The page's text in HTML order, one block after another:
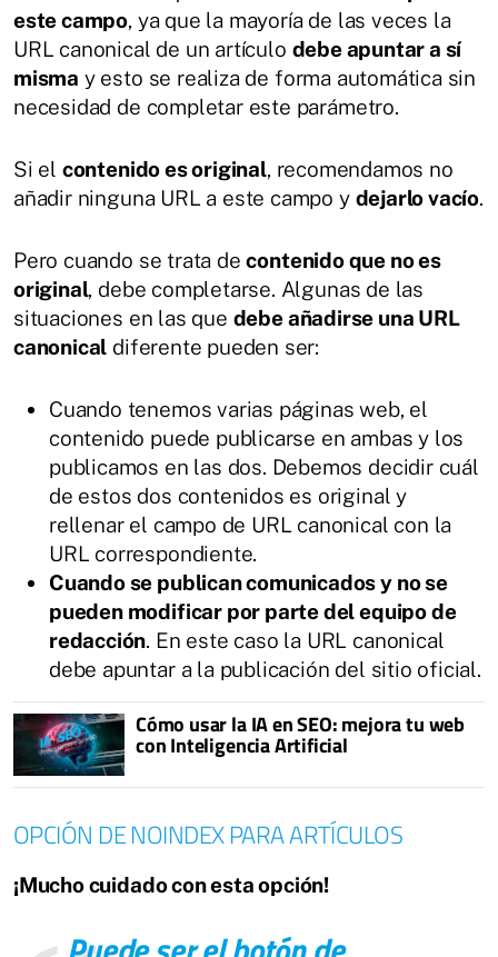
este campo, ya que la mayoría de las veces la
URL canonical de un artículo debe apuntar a sí
misma y esto se realiza de forma automática sin
necesidad de completar este parámetro.
Si el contenido es original, recomendamos no
añadir ninguna URL a este campo y dejarlo vacío.
Pero cuando se trata decontenido que no es
original, debe completarse. Algunas de las
situaciones en las que debe añadirse una URL
canonical diferente pueden ser:
Cuando tenemos varias páginas web, el
contenido puede publicarse en ambas y los
publicamos en las dos. Debemos decidir cuál
de estos dos contenidos es original y
rellenar el campo de URL canonical con la
URL correspondiente.
Cuando se publican comunicados y no se
pueden modificar por parte del equipo de
redacción. En este caso la URL canonical
debe apuntar a la publicación del sitio oficial.
Cómo usar la IA en SEO: mejora tu web
con Inteligencia Artificial
OPCIÓN DE NOINDEX PARA ARTÍCULOS
¡Mucho cuidado con esta opción!
SIGUIENTE